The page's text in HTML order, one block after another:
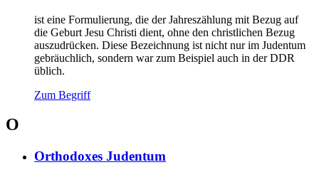
ist eine Formulierung, die der Jahreszählung mit Bezug auf
die Geburt Jesu Christi dient, ohne den christlichen Bezug
auszudrücken. Diese Bezeichnung ist nicht nur im Judentum
gebräuchlich, sondern war zum Beispiel auch in der DDR
üblich.
Zum Begriff
O
Orthodoxes Judentum